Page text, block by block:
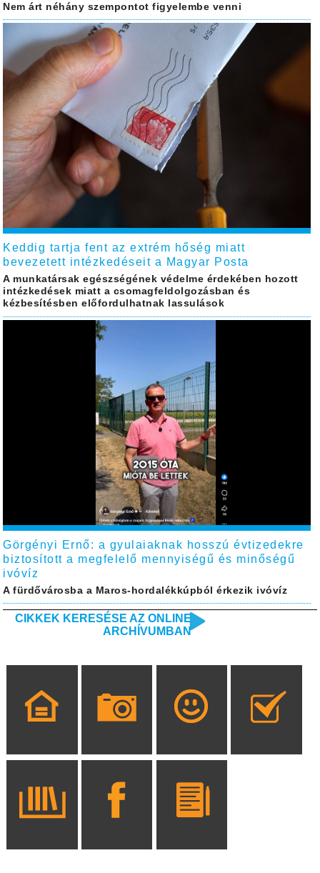
Nem árt néhány szempontot figyelembe venni
Keddig tartja fent az extrém hőség miatt
bevezetett intézkedéseit a Magyar Posta
A munkatársak egészségének védelme érdekében hozott
intézkedések miatt a csomagfeldolgozásban és
kézbesítésben előfordulhatnak lassulások
Görgényi Ernő: a gyulaiaknak hosszú évtizedekre
biztosított a megfelelő mennyiségű és minőségű
ivóvíz
A fürdővárosba a Maros-hordalékkúpból érkezik ivóvíz
CIKKEK KERESÉSE AZ ONLINE
ARCHÍVUMBAN